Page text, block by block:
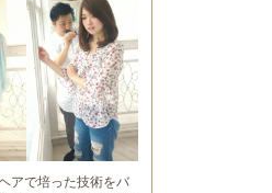
アで培った技術をバ